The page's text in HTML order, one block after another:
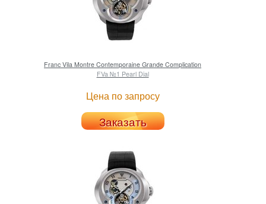
Franc Vila Montre Contemporaine Grande Complication
FVa №1 Pearl Dial
Цена по запросу
Заказать